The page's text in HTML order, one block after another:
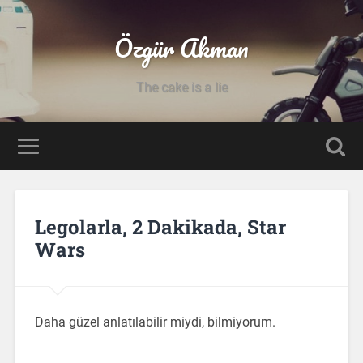
Özgür Akman
The cake is a lie
Legolarla, 2 Dakikada, Star
Wars
Daha güzel anlatılabilir miydi, bilmiyorum.